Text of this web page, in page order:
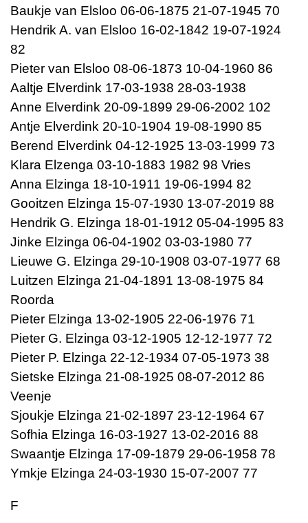
Baukje van Elsloo 06-06-1875 21-07-1945 70
Hendrik A. van Elsloo 16-02-1842 19-07-1924
82
Pieter van Elsloo 08-06-1873 10-04-1960 86
Aaltje Elverdink 17-03-1938 28-03-1938
Anne Elverdink 20-09-1899 29-06-2002 102
Antje Elverdink 20-10-1904 19-08-1990 85
Berend Elverdink 04-12-1925 13-03-1999 73
Klara Elzenga 03-10-1883 1982 98 Vries
Anna Elzinga 18-10-1911 19-06-1994 82
Gooitzen Elzinga 15-07-1930 13-07-2019 88
Hendrik G. Elzinga 18-01-1912 05-04-1995 83
Jinke Elzinga 06-04-1902 03-03-1980 77
Lieuwe G. Elzinga 29-10-1908 03-07-1977 68
Luitzen Elzinga 21-04-1891 13-08-1975 84
Roorda
Pieter Elzinga 13-02-1905 22-06-1976 71
Pieter G. Elzinga 03-12-1905 12-12-1977 72
Pieter P. Elzinga 22-12-1934 07-05-1973 38
Sietske Elzinga 21-08-1925 08-07-2012 86
Veenje
Sjoukje Elzinga 21-02-1897 23-12-1964 67
Sofhia Elzinga 16-03-1927 13-02-2016 88
Swaantje Elzinga 17-09-1879 29-06-1958 78
Ymkje Elzinga 24-03-1930 15-07-2007 77
F